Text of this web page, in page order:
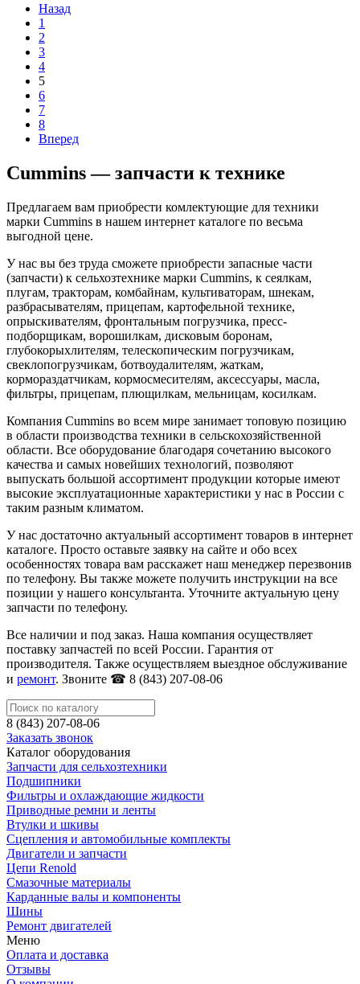
Назад
1
2
3
4
5
6
7
8
Вперед
Cummins — запчасти к технике
Предлагаем вам приобрести комлектующие для техники
марки Cummins в нашем интернет каталоге по весьма
выгодной цене.
У нас вы без труда сможете приобрести запасные части
(запчасти) к сельхозтехнике марки Cummins, к сеялкам,
плугам, тракторам, комбайнам, культиваторам, шнекам,
разбрасывателям, прицепам, картофельной технике,
опрыскивателям, фронтальным погрузчика, пресс-
подборщикам, ворошилкам, дисковым боронам,
глубокорыхлителям, телескопическим погрузчикам,
свеклопогрузчикам, ботвоудалителям, жаткам,
кормораздатчикам, кормосмесителям, аксессуары, масла,
фильтры, прицепам, плющилкам, мельницам, косилкам.
Компания Cummins во всем мире занимает топовую позицию
в области производства техники в сельскохозяйственной
области. Все оборудование благодаря сочетанию высокого
качества и самых новейших технологий, позволяют
выпускать большой ассортимент продукции которые имеют
высокие эксплуатационные характеристики у нас в России с
таким разным климатом.
У нас достаточно актуальный ассортимент товаров в интернет
каталоге. Просто оставьте заявку на сайте и обо всех
особенностях товара вам расскажет наш менеджер перезвонив
по телефону. Вы также можете получить инструкции на все
позиции у нашего консультанта. Уточните актуальную цену
запчасти по телефону.
Все наличии и под заказ. Наша компания осуществляет
поставку запчастей по всей России. Гарантия от
производителя. Также осуществляем выездное обслуживание
и ремонт. Звоните ☎ 8 (843) 207-08-06
8 (843) 207-08-06
Заказать звонок
Каталог оборудования
Запчасти для сельхозтехники
Подшипники
Фильтры и охлаждающие жидкости
Приводные ремни и ленты
Втулки и шкивы
Сцепления и автомобильные комплекты
Двигатели и запчасти
Цепи Renold
Смазочные материалы
Карданные валы и компоненты
Шины
Ремонт двигателей
Меню
Оплата и доставка
Отзывы